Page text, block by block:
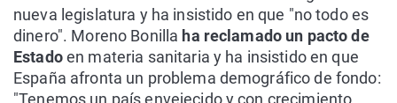
nueva legislatura y ha insistido en que "no todo es
dinero". Moreno Bonilla ha reclamado un pacto de
Estadoen materia sanitaria y ha insistido en que
España afronta un problema demográfico de fondo:
"Tenemos un país envejecido y con crecimiento